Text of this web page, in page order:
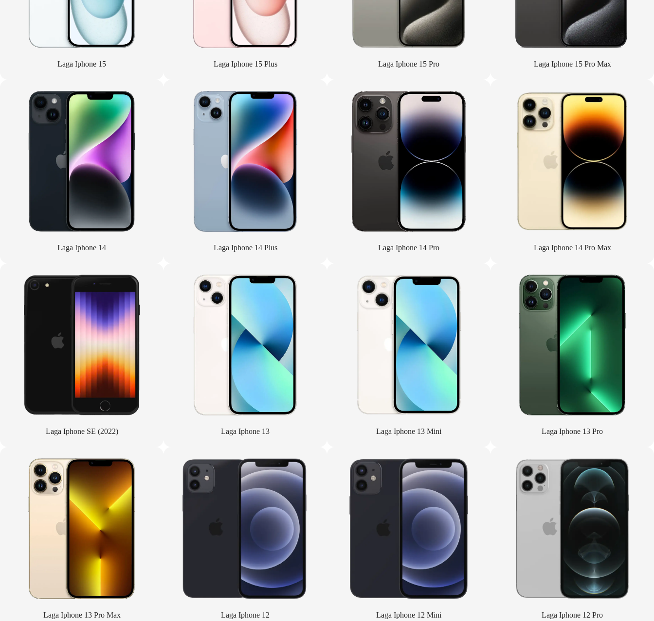
Laga Iphone 15 Laga Iphone 15 Plus Laga Iphone 15 Pro Laga Iphone 15 Pro Max
Laga Iphone 14 Laga Iphone 14 Plus Laga Iphone 14 Pro Laga Iphone 14 Pro Max
Laga Iphone SE (2022) Laga Iphone 13 Laga Iphone 13 Mini Laga Iphone 13 Pro
Laga Iphone 13 Pro Max Laga Iphone 12 Laga Iphone 12 Mini Laga Iphone 12 Pro